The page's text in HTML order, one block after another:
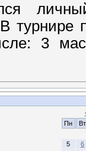
3
Пн
Вт
5
6